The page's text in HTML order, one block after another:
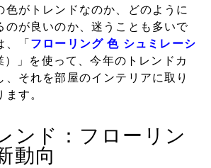
色がトレンドなのか、どのように
のが良いのか、迷うことも多いで
、「 フローリング 色 シュミレーシ
）」を使って、今年のトレンドカ
、それを部屋のインテリアに取り
す。
ンド：フローリン
動向